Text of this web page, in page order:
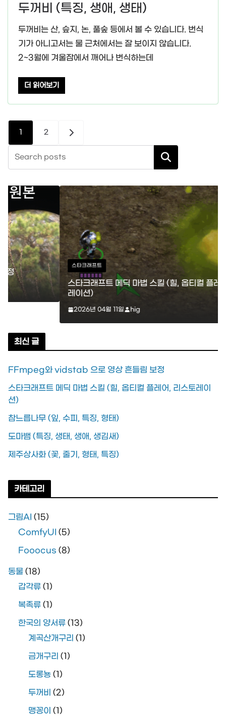
두꺼비 (특징, 생애, 생태)
두꺼비는 산, 슾지, 논, 풀숲 등에서 볼 수 있습니다. 번식
기가 아니고서는 물 근처에서는 잘 보이지 않습니다.
2~3월에 겨울잠에서 깨어나 번식하는데
더 읽어보기
글
페
이
지
매
김
1 2
검색
스타크래프트
스타크래프트 메딕 마법 스킬 (힐, 옵티컬 플레어, 리스토
레이션)
2026년 04월 11일 hig
최신 글
FFmpeg와 vidstab 으로 영상 흔들림 보정
스타크래프트 메딕 마법 스킬 (힐, 옵티컬 플레어, 리스토레이
션)
참느릅나무 (잎, 수피, 특징, 형태)
도마뱀 (특징, 생태, 생애, 생김새)
제주상사화 (꽃, 줄기, 형태, 특징)
카테고리
그림AI (15)
ComfyUI (5)
Fooocus (8)
동물 (18)
갑각류 (1)
복족류 (1)
한국의 양서류 (13)
계곡산개구리 (1)
금개구리 (1)
도롱뇽 (1)
두꺼비 (2)
맹꽁이 (1)